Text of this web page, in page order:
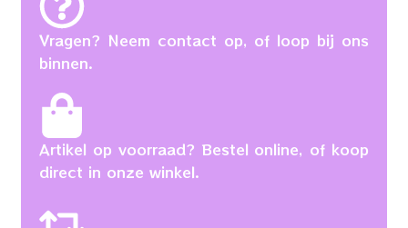
Vragen? Neem contact op, of loop bij ons
binnen.
Artikel op voorraad? Bestel online, of koop
direct in onze winkel.